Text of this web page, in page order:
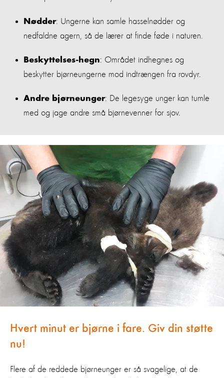
Nødder: Ungerne kan samle hasselnødder og
nedfaldne agern, så de lærer at finde føde i naturen.
Beskyttelses-hegn: Området indhegnes og
beskytter bjørneungerne mod indtrængen fra rovdyr.
Andre bjørneunger: De legesyge unger kan tumle
med og jage andre små bjørnevenner for sjov.
Hvert minut er bjørne i fare. Giv din støtte
nu!
Flere af de reddede bjørneunger er så svagelige, at de